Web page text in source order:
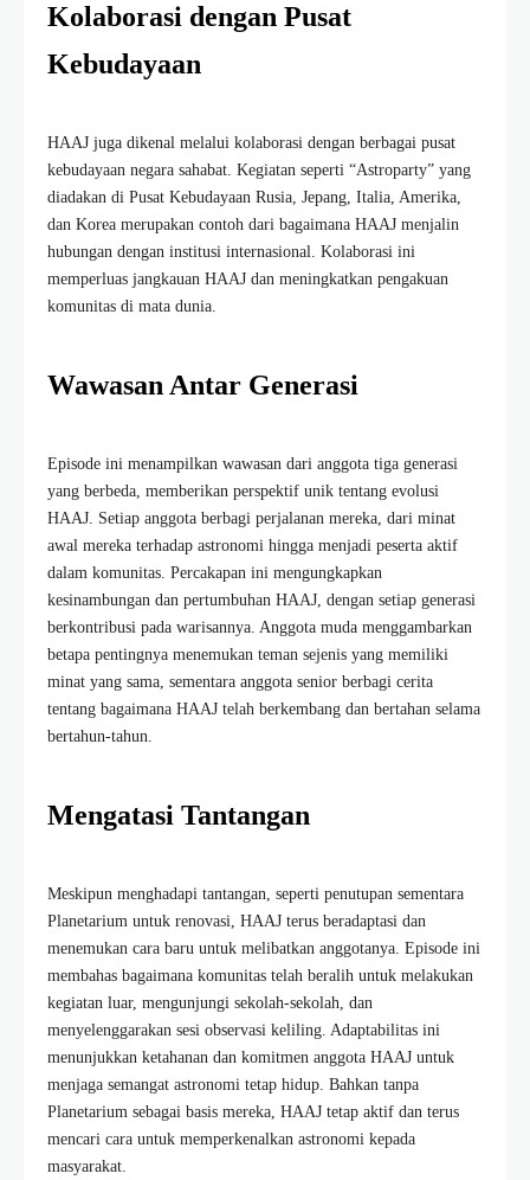
Kolaborasi dengan Pusat
Kebudayaan
HAAJ juga dikenal melalui kolaborasi dengan berbagai pusat
kebudayaan negara sahabat. Kegiatan seperti “Astroparty” yang
diadakan di Pusat Kebudayaan Rusia, Jepang, Italia, Amerika,
dan Korea merupakan contoh dari bagaimana HAAJ menjalin
hubungan dengan institusi internasional. Kolaborasi ini
memperluas jangkauan HAAJ dan meningkatkan pengakuan
komunitas di mata dunia.
Wawasan Antar Generasi
Episode ini menampilkan wawasan dari anggota tiga generasi
yang berbeda, memberikan perspektif unik tentang evolusi
HAAJ. Setiap anggota berbagi perjalanan mereka, dari minat
awal mereka terhadap astronomi hingga menjadi peserta aktif
dalam komunitas. Percakapan ini mengungkapkan
kesinambungan dan pertumbuhan HAAJ, dengan setiap generasi
berkontribusi pada warisannya. Anggota muda menggambarkan
betapa pentingnya menemukan teman sejenis yang memiliki
minat yang sama, sementara anggota senior berbagi cerita
tentang bagaimana HAAJ telah berkembang dan bertahan selama
bertahun-tahun.
Mengatasi Tantangan
Meskipun menghadapi tantangan, seperti penutupan sementara
Planetarium untuk renovasi, HAAJ terus beradaptasi dan
menemukan cara baru untuk melibatkan anggotanya. Episode ini
membahas bagaimana komunitas telah beralih untuk melakukan
kegiatan luar, mengunjungi sekolah-sekolah, dan
menyelenggarakan sesi observasi keliling. Adaptabilitas ini
menunjukkan ketahanan dan komitmen anggota HAAJ untuk
menjaga semangat astronomi tetap hidup. Bahkan tanpa
Planetarium sebagai basis mereka, HAAJ tetap aktif dan terus
mencari cara untuk memperkenalkan astronomi kepada
masyarakat.